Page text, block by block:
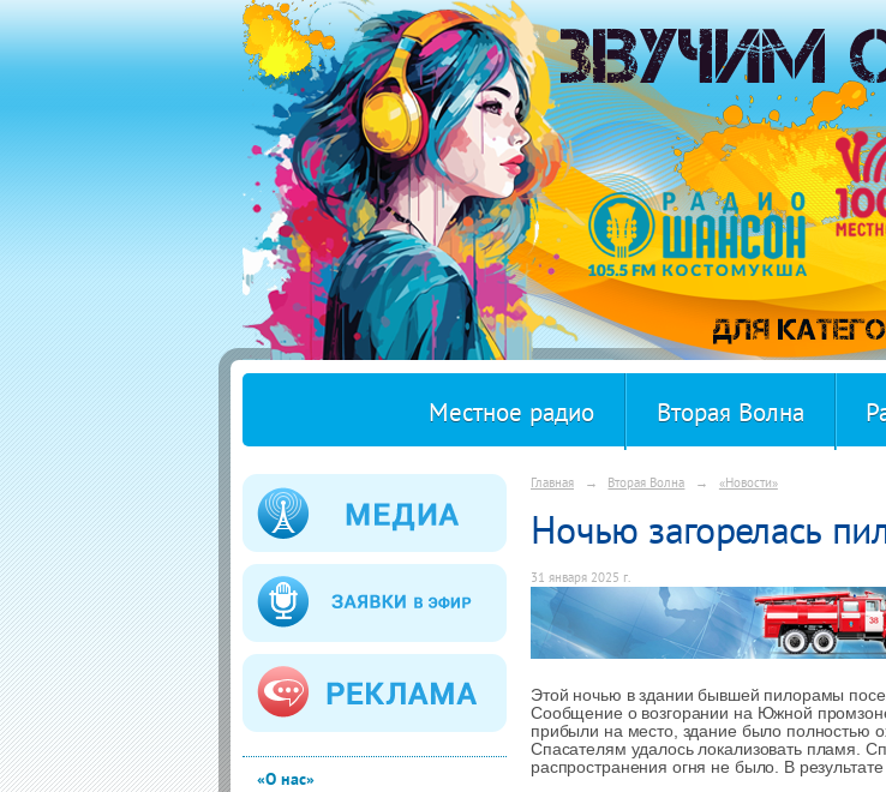
Местное радио Вторая Волна
«О нас»
Главная → Вторая Волна → «Новости»
Ночью загорелась
31 января 2025 г.
Этой ночью в здании бывшей пилорамы
Сообщение о возгорании на Южной
прибыли на место, здание было полностью
Спасателям удалось локализовать пламя.
распространения огня не было. В